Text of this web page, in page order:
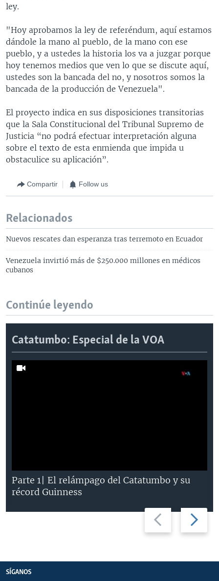
ley.
"Hoy aprobamos la ley de referéndum, aquí estamos
dándole la mano al pueblo, de la mano con ese
pueblo, y a ustedes la historia los va a juzgar porque
hoy tenemos medios que ven lo que se discute aquí,
ustedes son la bancada del no, y nosotros somos la
bancada de la producción de Venezuela".
El proyecto indica en sus disposiciones transitorias
que la Sala Constitucional del Tribunal Supremo de
Justicia “no podrá efectuar interpretación alguna
sobre el texto de esta enmienda que impida u
obstaculice su aplicación”.
Compartir Follow us
Relacionados
Nuevos rescates dan esperanza tras terremoto en Ecuador
Venezuela invirtió más de $250.000 millones en médicos
cubanos
Continúe leyendo
Catatumbo: Especial de la VOA
Previous
slide
Next
slide
Parte 1| El relámpago del Catatumbo y su
récord Guinness
SÍGANOS